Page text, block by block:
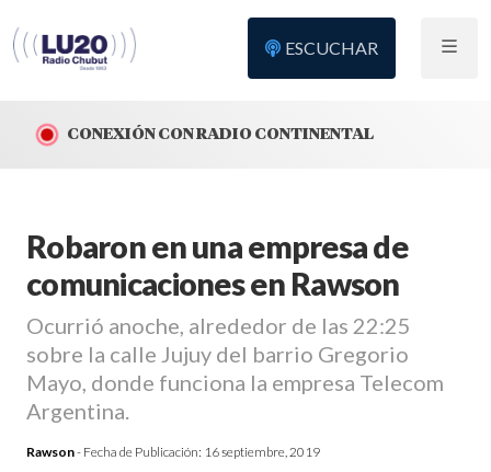
ESCUCHAR
CONEXIÓN CON RADIO CONTINENTAL
Robaron en una empresa de
comunicaciones en Rawson
Ocurrió anoche, alrededor de las 22:25
sobre la calle Jujuy del barrio Gregorio
Mayo, donde funciona la empresa Telecom
Argentina.
Rawson- Fecha de Publicación: 16 septiembre, 2019